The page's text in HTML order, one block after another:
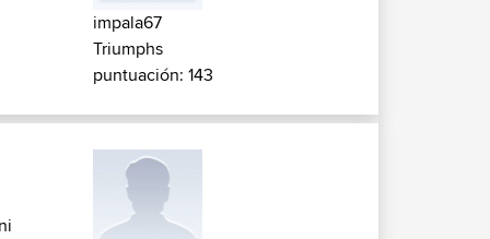
impala67
Triumphs
puntuación: 143